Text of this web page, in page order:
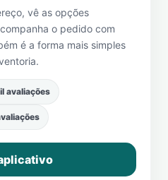
vê as opções
o pedido com
é a forma mais simples
.
avaliações